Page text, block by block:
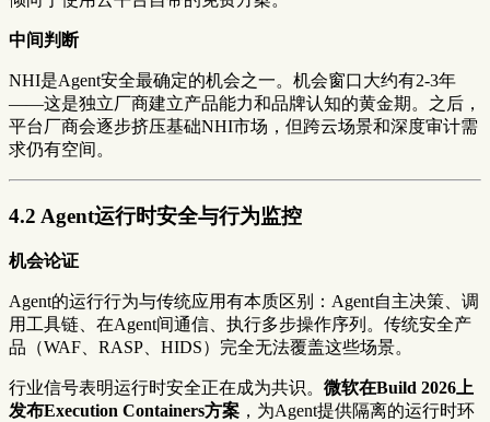
中间判断
NHI是Agent安全最确定的机会之一。机会窗口大约有2-3年
——这是独立厂商建立产品能力和品牌认知的黄金期。之后，
平台厂商会逐步挤压基础NHI市场，但跨云场景和深度审计需
求仍有空间。
4.2 Agent运行时安全与行为监控
机会论证
Agent的运行行为与传统应用有本质区别：Agent自主决策、调
用工具链、在Agent间通信、执行多步操作序列。传统安全产
品（WAF、RASP、HIDS）完全无法覆盖这些场景。
行业信号表明运行时安全正在成为共识。 微软在Build 2026上
发布Execution Containers方案 ，为Agent提供隔离的运行时环